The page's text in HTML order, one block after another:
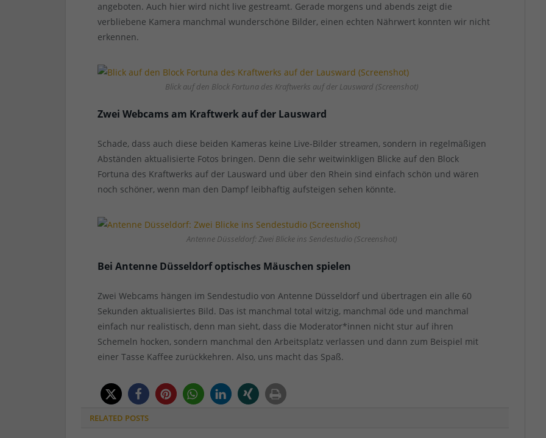
angeboten. Auch hier wird nicht live gestreamt. Gerade morgens und abends zeigt die
verbliebene Kamera manchmal wunderschöne Bilder, einen echten Nährwert konnten wir nicht
erkennen.
Blick auf den Block Fortuna des Kraftwerks auf der Lausward (Screenshot)
Zwei Webcams am Kraftwerk auf der Lausward
Schade, dass auch diese beiden Kameras keine Live-Bilder streamen, sondern in regelmäßigen
Abständen aktualisierte Fotos bringen. Denn die sehr weitwinkligen Blicke auf den Block
Fortuna des Kraftwerks auf der Lausward und über den Rhein sind einfach schön und wären
noch schöner, wenn man den Dampf leibhaftig aufsteigen sehen könnte.
Antenne Düsseldorf: Zwei Blicke ins Sendestudio (Screenshot)
Bei Antenne Düsseldorf optisches Mäuschen spielen
Zwei Webcams hängen im Sendestudio von Antenne Düsseldorf und übertragen ein alle 60
Sekunden aktualisiertes Bild. Das ist manchmal total witzig, manchmal öde und manchmal
einfach nur realistisch, denn man sieht, dass die Moderator*innen nicht stur auf ihren
Schemeln hocken, sondern manchmal den Arbeitsplatz verlassen und dann zum Beispiel mit
einer Tasse Kaffee zurückkehren. Also, uns macht das Spaß.
RELATED POSTS